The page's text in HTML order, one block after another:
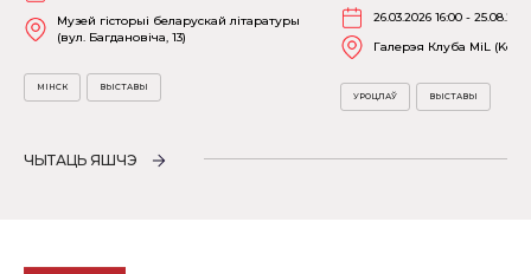
Музей гісторыі беларускай літаратуры
(вул. Багдановіча, 13)
МІНСК ВЫСТАВЫ
26.03.2026 16:00 -
Галерэя Клуба MiL
УРОЦЛАЎ ВЫСТАВЫ
ЧЫТАЦЬ ЯШЧЭ